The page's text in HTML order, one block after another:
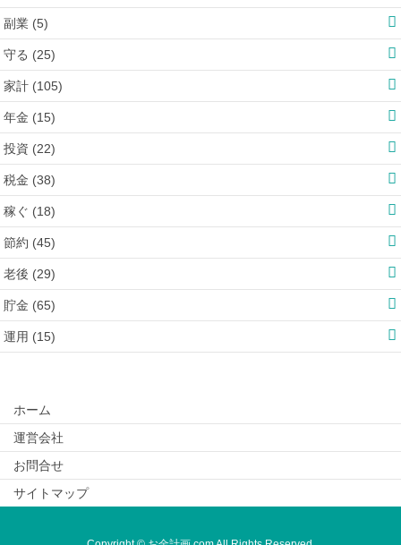
副業 (5)
守る (25)
家計 (105)
年金 (15)
投資 (22)
税金 (38)
稼ぐ (18)
節約 (45)
老後 (29)
貯金 (65)
運用 (15)
ホーム
運営会社
お問合せ
サイトマップ